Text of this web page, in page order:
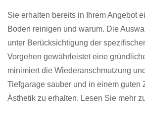
Sie erhalten bereits in Ihrem Angebot
Boden reinigen und warum. Die
unter Berücksichtigung der
Vorgehen gewährleistet eine
minimiert die Wiederanschmutzung
Tiefgarage sauber und in einem guten
Ästhetik zu erhalten. Lesen Sie mehr